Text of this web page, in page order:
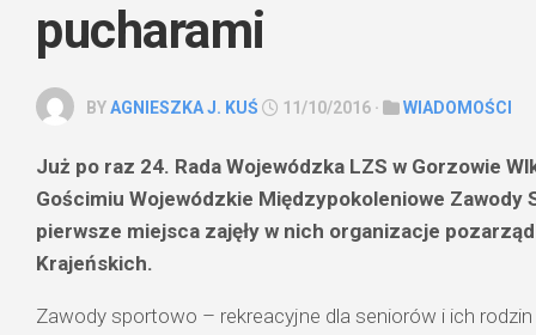
pucharami
BYAGNIESZKA J. KUŚ 11/10/2016 · WIADOMOŚCI
Już po raz 24. Rada Wojewódzka LZS w Gorzowie
Gościmiu Wojewódzkie Międzypokoleniowe Zawody
pierwsze miejsca zajęły w nich organizacje
Krajeńskich.
Zawody sportowo – rekreacyjne dla seniorów i ich rodzin